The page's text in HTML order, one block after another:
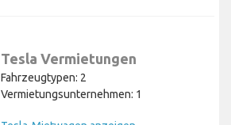
Tesla Vermietungen
Fahrzeugtypen: 2
Vermietungsunternehmen: 1